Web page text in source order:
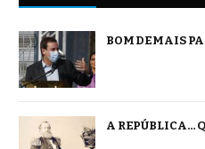
BOM DEMAIS
A REPÚBLICA…